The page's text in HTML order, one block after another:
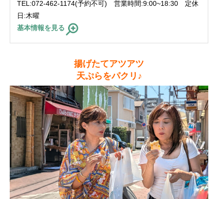
TEL:072-462-1174(予約不可) 営業時間:9:00~18:30 定休
日:木曜
基本情報を見る
揚げたてアツアツ
天ぷらをパクリ♪